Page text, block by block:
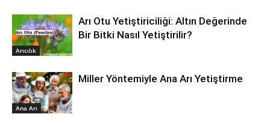
Arıcılık
Arı Otu Yetiştiriciliği: Altın Değerinde
Bir Bitki Nasıl Yetiştirilir?
Ana Arı
Miller Yöntemiyle Ana Arı Yetiştirme